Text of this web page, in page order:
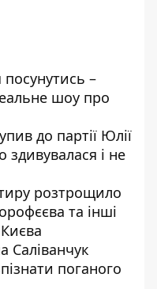
посунутись –
шоу про
до партії Юлії
і не
розтрощило
та інші
Саліванчук
поганого